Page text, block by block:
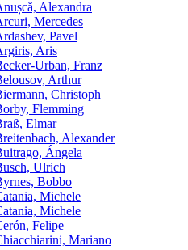
Alexandra
Mercedes
Pavel
Aris
Urban, Franz
Arthur
Christoph
Flemming
Elmar
Alexander
Ángela
Ulrich
Bobbo
Michele
Michele
Felipe
Mariano